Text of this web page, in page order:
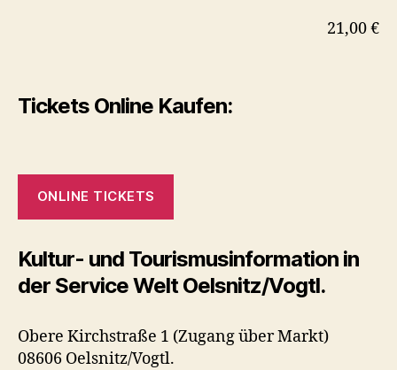
21,00 €
Tickets Online Kaufen:
ONLINE TICKETS
Kultur- und Tourismusinformation in
der Service Welt Oelsnitz/Vogtl.
Obere Kirchstraße 1 (Zugang über Markt)
08606 Oelsnitz/Vogtl.